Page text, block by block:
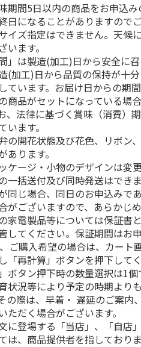
期間5日以内の商品をお申込
日になることがありますので
イズ指定はできません。天候
います。
」は製造(加工)日から安全に
(加工)日から品質の保持が十
ています。お届け日からの期
商品がセットになっている場
、法律に基づく賞味（消費）
います。
の開花状態及び花色、リボン
あります。
ケージ・小物のデザインは変
一括送付及び同時発送はでき
同じ場合、同日のお申込みで
がございますので、あらかじ
家電製品等については保証書
してください。保証期間はお
ご購入希望の場合は、カート
「再計算」ボタンを押下して
ボタン押下時の数量選択は1個
状況等により予定の時期より
の際は、早着・ 遅延のご案内
ただく場合がございます。
に登場する「当店」、「自店
は、商品提供者を指しておりま